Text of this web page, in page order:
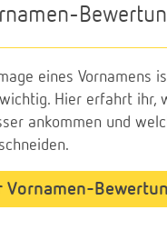
eines Vornamens
Hier erfahrt ihr,
ankommen und
Vornamen-